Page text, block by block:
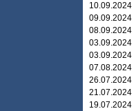
10.09.2024
09.09.2024
08.09.2024
03.09.2024
03.09.2024
07.08.2024
26.07.2024
21.07.2024
19.07.2024